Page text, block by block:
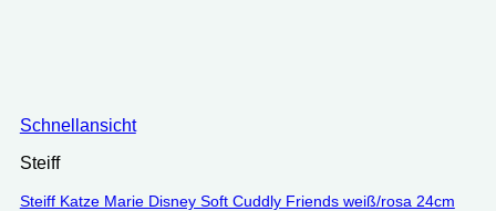
Schnellansicht
Steiff
Steiff Katze Marie Disney Soft Cuddly Friends weiß/rosa 24cm